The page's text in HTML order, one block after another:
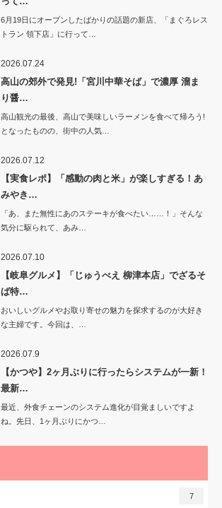
6月19日にオープンしたばかりの話題の新店、「まぐろレス
トラン 領下店」に行って…
2026.07.24
高山の郊外で発見!「宮川中華そば」で濃厚 溜ま
り醤…
高山観光の最後、高山で美味しいラーメンを食べて帰ろう!
となったものの、街中の人気…
2026.07.12
【実食レポ】「感動の肉と米」が楽しすぎる！あ
みやき…
「あ、また無性にあのステーキが食べたい……！」そんな
気分に駆られて、あみ…
2026.07.10
【岐阜グルメ】「じゅうべえ 柳津本店」でざるそ
ば特…
おいしいグルメやお取り寄せの魅力を探求するのが大好き
な主婦です。今回は、…
2026.07.9
【かつや】2ヶ月ぶりに行ったらシステムが一新！
最新…
最近、外食チェーンのシステム進化が目覚ましいですよ
ね。先日、1ヶ月ぶりにかつ…
7